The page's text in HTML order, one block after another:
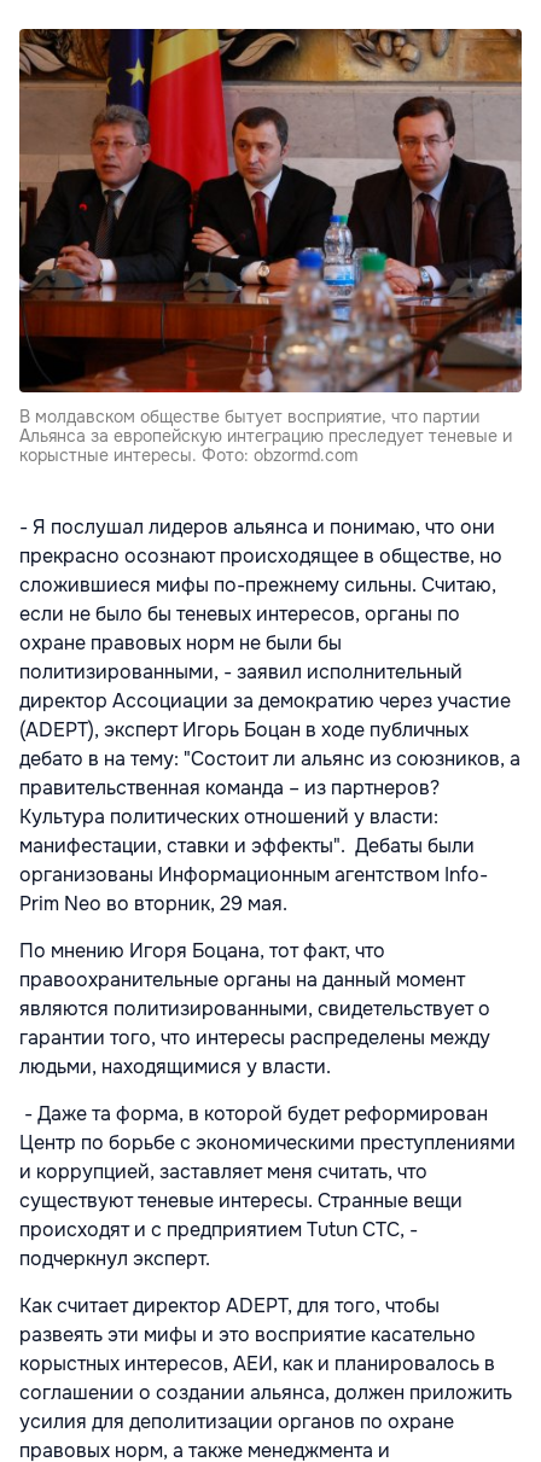
В молдавском обществе бытует восприятие, что партии
Альянса за европейскую интеграцию преследует теневые и
корыстные интересы. Фото: obzormd.com
- Я послушал лидеров альянса и понимаю, что они
прекрасно осознают происходящее в обществе, но
сложившиеся мифы по-прежнему сильны. Считаю,
если не было бы теневых интересов, органы по
охране правовых норм не были бы
политизированными, - заявил исполнительный
директор Ассоциации за демократию через участие
(ADEPT), эксперт Игорь Боцан в ходе публичных
дебато в на тему: "Состоит ли альянс из союзников, а
правительственная команда – из партнеров?
Культура политических отношений у власти:
манифестации, ставки и эффекты". Дебаты были
организованы Информационным агентством Info-
Prim Neo во вторник, 29 мая.
По мнению Игоря Боцана, тот факт, что
правоохранительные органы на данный момент
являются политизированными, свидетельствует о
гарантии того, что интересы распределены между
людьми, находящимися у власти.
- Даже та форма, в которой будет реформирован
Центр по борьбе с экономическими преступлениями
и коррупцией, заставляет меня считать, что
существуют теневые интересы. Странные вещи
происходят и с предприятием Tutun CTC, -
подчеркнул эксперт.
Как считает директор ADEPT, для того, чтобы
развеять эти мифы и это восприятие касательно
корыстных интересов, АЕИ, как и планировалось в
соглашении о создании альянса, должен приложить
усилия для деполитизации органов по охране
правовых норм, а также менеджмента и